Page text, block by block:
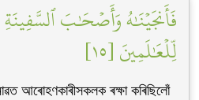
فَأَنجَيۡنَٰهُ وَأَصۡحَٰبَ ٱلسَّفِينَةِ
لِّلۡعَٰلَمِينَ [١٥]
আৰোহণকাৰীসকলক ৰক্ষা কৰিছিলোঁ